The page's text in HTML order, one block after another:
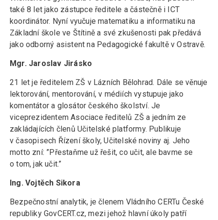
také 8 let jako zástupce ředitele a částečně i ICT
koordinátor. Nyní vyučuje matematiku a informatiku na
Základní škole ve Štítině a své zkušenosti pak předává
jako odborný asistent na Pedagogické fakultě v Ostravě.
Mgr. Jaroslav Jirásko
21 let je ředitelem ZŠ v Lázních Bělohrad. Dále se věnuje
lektorování, mentorování, v médiích vystupuje jako
komentátor a glosátor českého školství. Je
viceprezidentem Asociace ředitelů ZŠ a jedním ze
zakládajících členů Učitelské platformy. Publikuje
v časopisech Řízení školy, Učitelské noviny aj. Jeho
motto zní: ”Přestaňme už řešit, co učit, ale bavme se
o tom, jak učit.”
Ing. Vojtěch Sikora
Bezpečnostní analytik, je členem Vládního CERTu České
republiky GovCERT.cz, mezi jehož hlavní úkoly patří